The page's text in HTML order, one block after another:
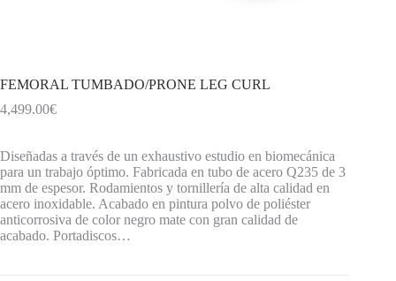
FEMORAL TUMBADO/PRONE LEG CURL
4,499.00€
Diseñadas a través de un exhaustivo estudio en biomecánica
para un trabajo óptimo. Fabricada en tubo de acero Q235 de 3
mm de espesor. Rodamientos y tornillería de alta calidad en
acero inoxidable. Acabado en pintura polvo de poliéster
anticorrosiva de color negro mate con gran calidad de
acabado. Portadiscos…